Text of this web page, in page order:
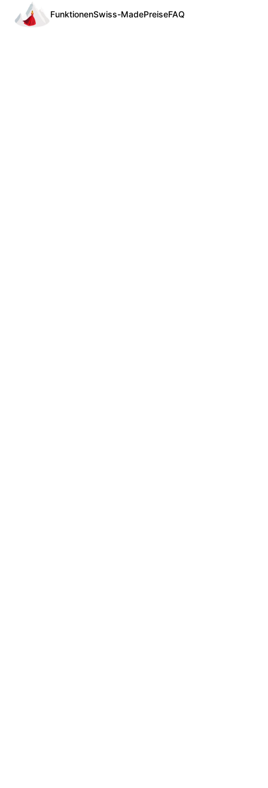
FunktionenSwiss-MadePreiseFAQ